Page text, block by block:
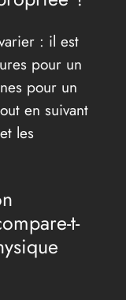
: il est
pour un
pour un
en suivant
les
t-